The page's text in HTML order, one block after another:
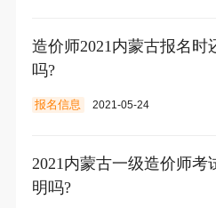
造价师2021内蒙古报名时
吗?
报名信息 2021-05-24
2021内蒙古一级造价师考
明吗?